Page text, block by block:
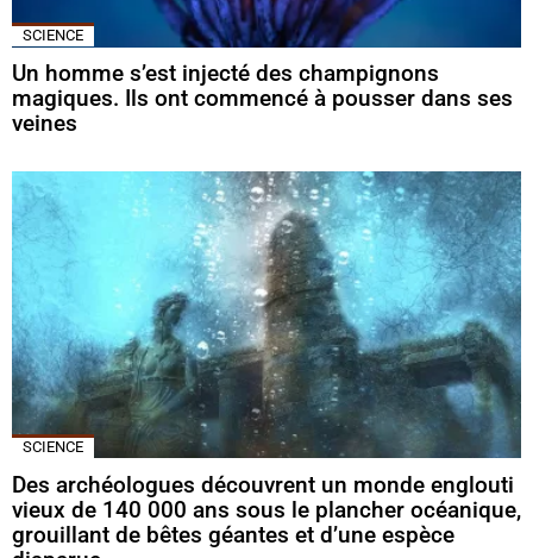
SCIENCE
Un homme s’est injecté des champignons
magiques. Ils ont commencé à pousser dans ses
veines
SCIENCE
Des archéologues découvrent un monde englouti
vieux de 140 000 ans sous le plancher océanique,
grouillant de bêtes géantes et d’une espèce